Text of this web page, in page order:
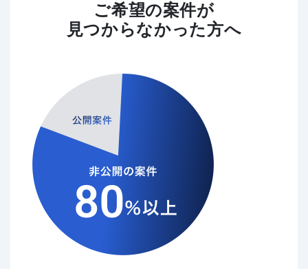
ご希望の案件が
見つからなかった方へ